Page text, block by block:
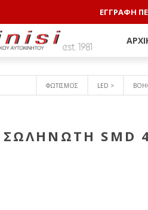
ΕΓΓΡΑΦΗ
ΦΩΤΙΣΜΟΣ LED >
ΣΩΛΗΝΩΤΗ SMD